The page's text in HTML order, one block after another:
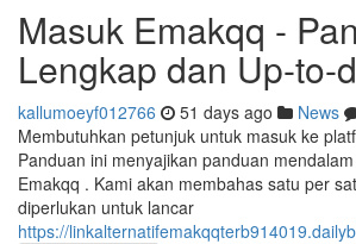
Masuk Emakqq -
Lengkap dan Up-to-
kallumoeyf012766 51 days ago News
Membutuhkan petunjuk untuk masuk ke
Panduan ini menyajikan panduan
Emakqq . Kami akan membahas satu per
diperlukan untuk lancar
https://